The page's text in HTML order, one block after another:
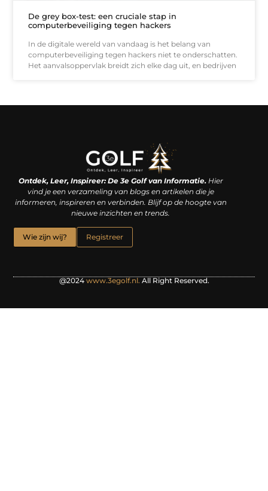
De grey box-test: een cruciale stap in
computerbeveiliging tegen hackers
In de digitale wereld van vandaag is het belang van
computerbeveiliging tegen hackers niet te onderschatten.
Het aanvalsoppervlak breidt zich elke dag uit, en bedrijven
Ontdek, Leer, Inspireer: De 3e Golf van Informatie.Hier
vind je een verzameling van blogs en artikelen die je
informeren, inspireren en verbinden. Blijf op de hoogte van
nieuwe inzichten en trends.
Wie zijn wij? Registreer
@2024www.3egolf.nl.All Right Reserved.